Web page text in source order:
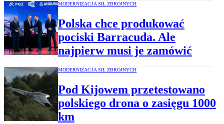
MODERNIZACJA SIŁ ZBROJNYCH
Polska chce produkować
pociski Barracuda. Ale
najpierw musi je zamówić
MODERNIZACJA SIŁ ZBROJNYCH
Pod Kijowem przetestowano
polskiego drona o zasięgu 1000
km